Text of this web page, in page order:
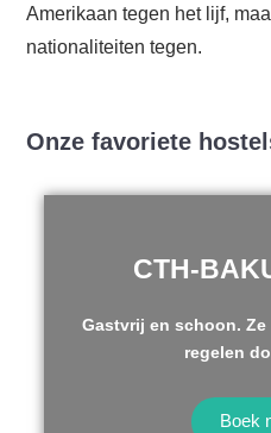
Amerikaan tegen het lijf,
nationaliteiten tegen.
Onze favoriete
CTH-
Gastvrij en schoon.
regelen
Boek